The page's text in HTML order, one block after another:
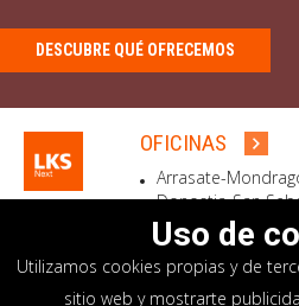
DESCUBRE QUÉ OFRECEMOS
OFICINAS
Arrasate-
Donostia-San
Madrid
El
SEDE SOCIAL
Uso de
Utilizamos cookies propias y de
sitio web y mostrarte